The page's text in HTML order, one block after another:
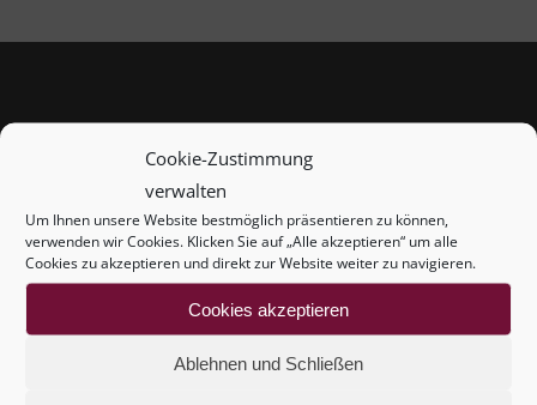
Cookie-Zustimmung
verwalten
Um Ihnen unsere Website bestmöglich präsentieren zu können,
verwenden wir Cookies. Klicken Sie auf „Alle akzeptieren“ um alle
Cookies zu akzeptieren und direkt zur Website weiter zu navigieren.
Cookies akzeptieren
Ablehnen und Schließen
+43 660 211 12 18
beratung@ingrid-weilinger.at
Zeillergasse 19/6